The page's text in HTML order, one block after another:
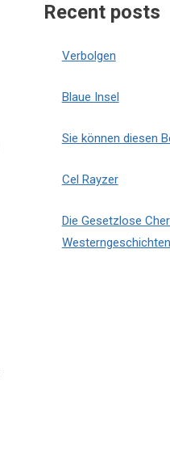
Recent posts
Verbolgen
Blaue Insel
Sie können diesen
Cel Rayzer
Die Gesetzlose
Westerngeschichten